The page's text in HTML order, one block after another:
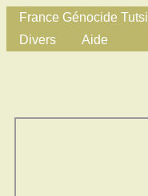
France Génocide Tutsi
Divers
Aide